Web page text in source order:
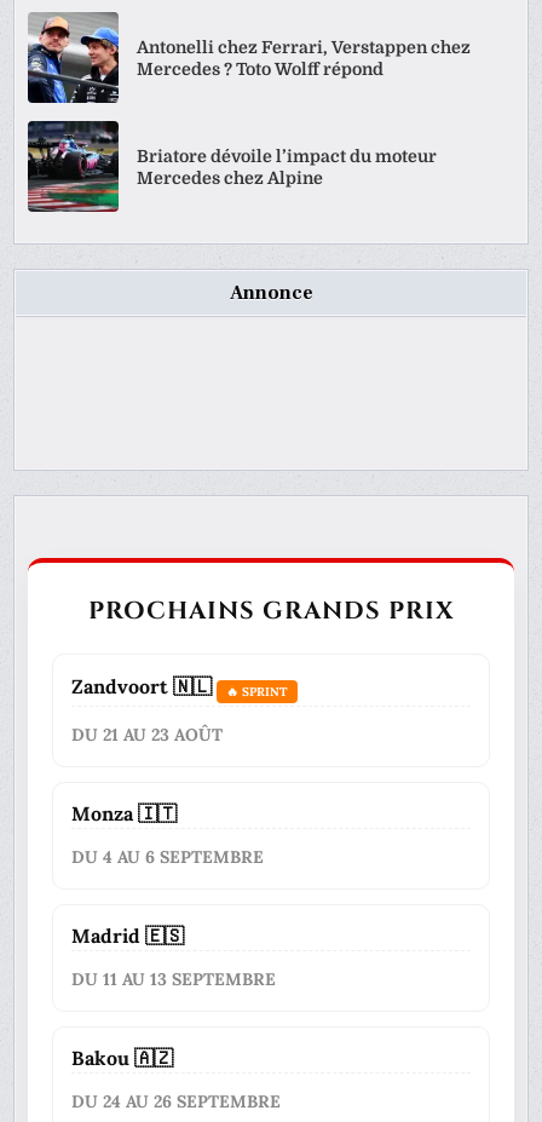
Antonelli chez Ferrari, Verstappen chez
Mercedes ? Toto Wolff répond
Briatore dévoile l’impact du moteur
Mercedes chez Alpine
Annonce
PROCHAINS GRANDS PRIX
Zandvoort 🇳🇱 🔥 SPRINT
DU 21 AU 23 AOÛT
Monza 🇮🇹
DU 4 AU 6 SEPTEMBRE
Madrid 🇪🇸
DU 11 AU 13 SEPTEMBRE
Bakou 🇦🇿
DU 24 AU 26 SEPTEMBRE